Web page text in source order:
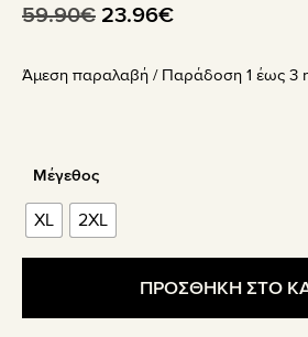
59.90€ Original
was:
23.96€Η
τιμή
Άμεση παραλαβή / Παράδoση 1 έως 3
Μέγεθος
XL 2XL
ΠΡΟΣΘΗΚΗ ΣΤΟ